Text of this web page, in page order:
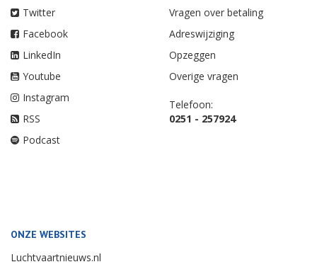
Twitter
Facebook
LinkedIn
Youtube
Instagram
RSS
Podcast
Vragen over betaling
Adreswijziging
Opzeggen
Overige vragen
Telefoon:
0251 - 257924
ONZE WEBSITES
Luchtvaartnieuws.nl